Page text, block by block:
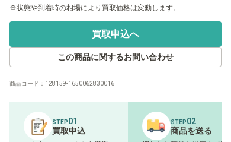
状態や到着時の相場により買取価格は変動します。
買取申込へ
この商品に関するお問い合わせ
商品コード： 128159-1650062830016
STEP01
買取申込
STEP02
商品を送る